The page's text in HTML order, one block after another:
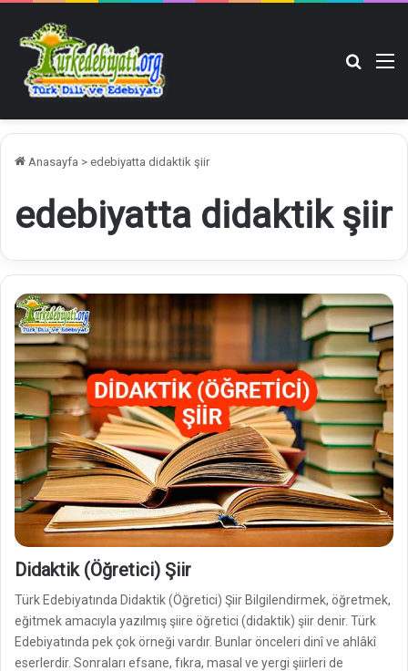
Anasayfa > edebiyatta didaktik şiir
edebiyatta didaktik şiir
Didaktik (Öğretici) Şiir
Türk Edebiyatında Didaktik (Öğretici) Şiir Bilgilendirmek, öğretmek,
eğitmek amacıyla yazılmış şiire öğretici (didaktik) şiir denir. Türk
Edebiyatında pek çok örneği vardır. Bunlar önceleri dinî ve ahlâkî
eserlerdir. Sonraları efsane, fıkra, masal ve yergi şiirleri de